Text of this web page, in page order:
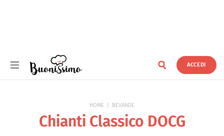
ACCEDI
HOME BEVANDE
Chianti Classico DOCG